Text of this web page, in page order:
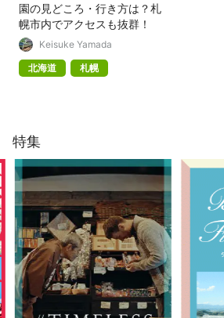
園の見どころ・行き方は？札
幌市内でアクセスも抜群！
Keisuke Yamada
北海道
札幌
特集